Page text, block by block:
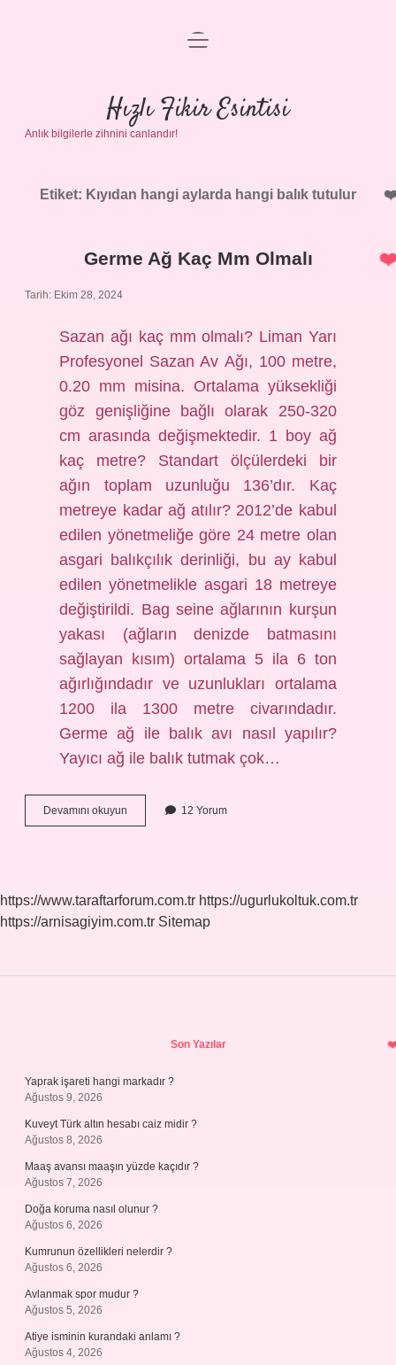
Anasayfa
Gizlilik Politikası
Yasal Uyarı
menüyü
Hızlı Fikir Esintisi
Anlık bilgilerle zihnini canlandır!
Etiket: Kıyıdan hangi aylarda hangi balık tutulur
Germe Ağ Kaç Mm Olmalı
Tarih: Ekim 28, 2024
Sazan ağı kaç mm olmalı? Liman Yarı
Profesyonel Sazan Av Ağı, 100 metre,
0.20 mm misina. Ortalama yüksekliği
göz genişliğine bağlı olarak 250-320
cm arasında değişmektedir. 1 boy ağ
kaç metre? Standart ölçülerdeki bir
ağın toplam uzunluğu 136’dır. Kaç
metreye kadar ağ atılır? 2012’de kabul
edilen yönetmeliğe göre 24 metre olan
asgari balıkçılık derinliği, bu ay kabul
edilen yönetmelikle asgari 18 metreye
değiştirildi. Bag seine ağlarının kurşun
yakası (ağların denizde batmasını
sağlayan kısım) ortalama 5 ila 6 ton
ağırlığındadır ve uzunlukları ortalama
1200 ila 1300 metre civarındadır.
Germe ağ ile balık avı nasıl yapılır?
Yayıcı ağ ile balık tutmak çok…
Devamını okuyun
Ağ
12 Yorum
https://www.taraftarforum.com.tr https://ugurlukoltuk.com.tr
https://arnisagiyim.com.tr Sitemap
Son Yazılar
Yaprak işareti hangi markadır ?
Ağustos 9, 2026
Kuveyt Türk altın hesabı caiz midir ?
Ağustos 8, 2026
Maaş avansı maaşın yüzde kaçıdır ?
Ağustos 7, 2026
Doğa koruma nasıl olunur ?
Ağustos 6, 2026
Kumrunun özellikleri nelerdir ?
Ağustos 6, 2026
Avlanmak spor mudur ?
Ağustos 5, 2026
Atiye isminin kurandaki anlamı ?
Ağustos 4, 2026